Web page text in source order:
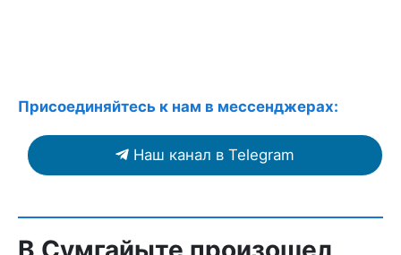
Присоединяйтесь к нам в мессенджерах:
Наш канал в Telegram